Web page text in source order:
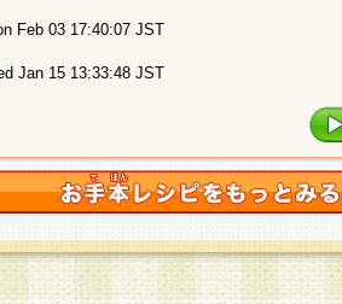
Feb 03 17:40:07 JST
Jan 15 13:33:48 JST